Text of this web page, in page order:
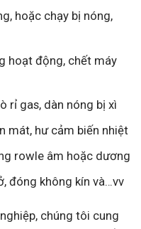
hoặc chạy bị nóng,
hoạt động, chết máy
rỉ gas, dàn nóng bị xì
mát, hư cảm biến nhiệt
rowle âm hoặc dương
đóng không kín và…vv
chúng tôi cung